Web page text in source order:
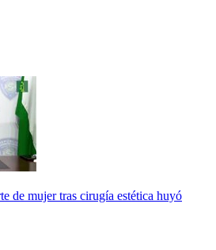
de mujer tras cirugía estética huyó